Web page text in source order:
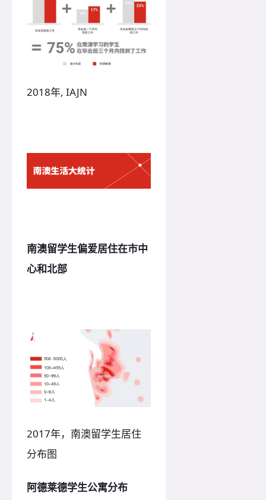
2018年, IAJN
南澳留学生偏爱居住在市中
心和北部
2017年，南澳留学生居住
分布图
阿德莱德学生公寓分布